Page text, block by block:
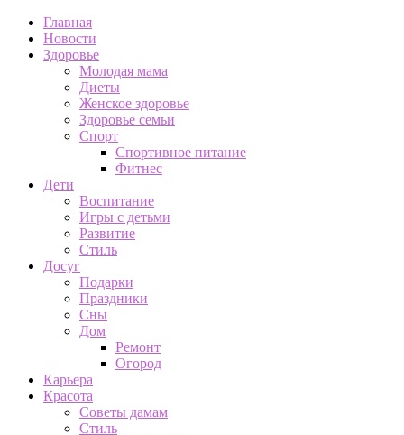
Главная
Новости
Здоровье
Молодая мама
Диеты
Женское здоровье
Здоровье семьи
Спорт
Спортивное питание
Фитнес
Дети
Воспитание
Игры с детьми
Развитие
Стиль
Досуг
Подарки
Праздники
Сны
Дом
Ремонт
Огород
Карьера
Красота
Советы дамам
Стиль